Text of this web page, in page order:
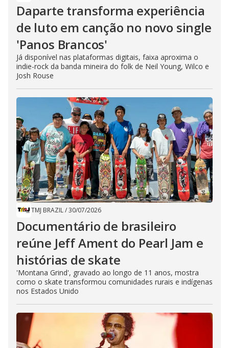
Daparte transforma experiência
de luto em canção no novo single
'Panos Brancos'
Já disponível nas plataformas digitais, faixa aproxima o
indie-rock da banda mineira do folk de Neil Young, Wilco e
Josh Rouse
TMJ BRAZIL/30/07/2026
Documentário de brasileiro
reúne Jeff Ament do Pearl Jam e
histórias de skate
'Montana Grind', gravado ao longo de 11 anos, mostra
como o skate transformou comunidades rurais e indígenas
nos Estados Unido